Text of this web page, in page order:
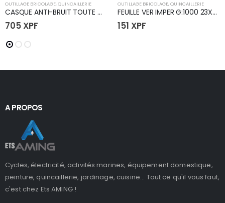
OUTILLAGE BRICOLAGE, QUINCAILLERIE
CASQUE ANTI-BRUIT TOUTE MARQUE
705 XPF
OUTILLAGE BRICOLAGE, QUINCAILLERIE
FEUILLE VER IMPER G:1000 23X28
151 XPF
A PROPOS
Cycles, électricité, activités marines, équipement domestique,
peinture, quincaillerie, jardinage, cuisine... Tout ce qu'il vous faut,
c'est chez Ets AMING !